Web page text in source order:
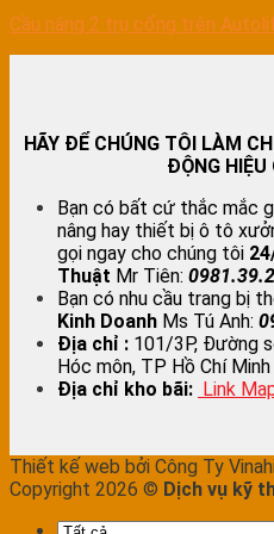
Cầu nâng 2 trụ cổng trên
HÃY ĐỂ CHÚNG TÔI LÀM
ĐỘNG HIỆU
Bạn có bất cứ thắc mắc
nâng hay thiết bị ô tô
gọi ngay cho chúng tôi
Thuật Mr Tiên:
Bạn có nhu cầu trang bị
Kinh Doanh Ms Tú Anh:
Địa chỉ : 101/3P, Đường
Hóc môn, TP Hồ Chí Minh
Địa chỉ kho bãi: Link
Thiết kế web bởi Công Ty
Copyright 2026 © Dịch vụ kỹ